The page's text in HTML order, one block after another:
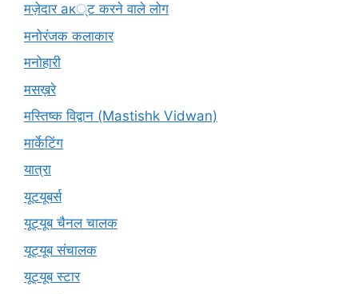
मज़ेदार ак्ट करने वाले लोग
मनोरंजक कलाकार
मनोहारी
मसख़रे
मस्तिष्क विद्वान (Mastishk Vidwan)
मार्केटिंग
यात्रा
यूटयूबर्स
यूट्यूब चैनल चालक
यूट्यूब संचालक
यूट्यूब स्टार